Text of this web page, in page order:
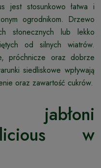
jest stosunkowo łatwa i
ogrodnikom. Drzewo
słonecznych lub lekko
od silnych wiatrów.
próchnicze oraz dobrze
siedliskowe wpływają
oraz zawartość cukrów.
jabłoni
w